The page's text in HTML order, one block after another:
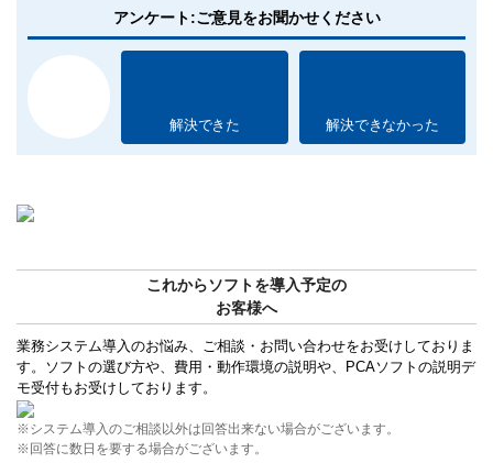
アンケート:ご意見をお聞かせください
解決できた 解決できなかった
これからソフトを導入予定の
お客様へ
業務システム導入のお悩み、ご相談・お問い合わせをお受けしておりま
す。ソフトの選び方や、費用・動作環境の説明や、PCAソフトの説明デ
モ受付もお受けしております。
※システム導入のご相談以外は回答出来ない場合がございます。
※回答に数日を要する場合がございます。